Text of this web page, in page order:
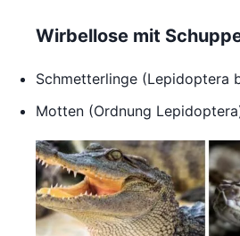
Wirbellose mit
Schmetterlinge (Lepidoptera
Motten (Ordnung